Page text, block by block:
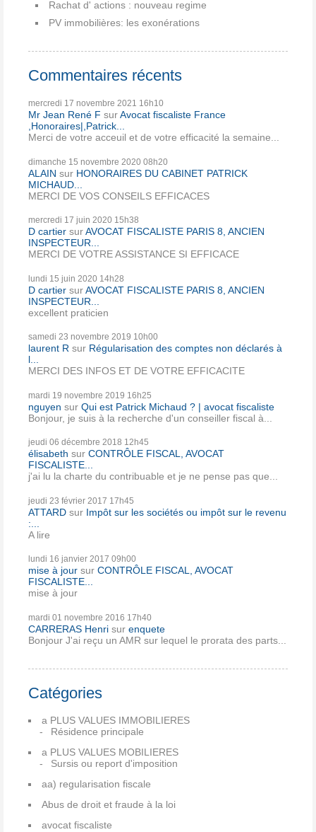
Rachat d' actions : nouveau regime
PV immobilières: les exonérations
Commentaires récents
mercredi 17 novembre 2021 16h10
Mr Jean René F surAvocat fiscaliste France
,Honoraires|,Patrick...
Merci de votre acceuil et de votre efficacité la semaine...
dimanche 15 novembre 2020 08h20
ALAIN sur HONORAIRES DU CABINET PATRICK
MICHAUD...
MERCI DE VOS CONSEILS EFFICACES
mercredi 17 juin 2020 15h38
D cartier surAVOCAT FISCALISTE PARIS 8, ANCIEN
INSPECTEUR...
MERCI DE VOTRE ASSISTANCE SI EFFICACE
lundi 15 juin 2020 14h28
D cartier surAVOCAT FISCALISTE PARIS 8, ANCIEN
INSPECTEUR...
excellent praticien
samedi 23 novembre 2019 10h00
laurent R sur Régularisation des comptes non déclarés à
l...
MERCI DES INFOS ET DE VOTRE EFFICACITE
mardi 19 novembre 2019 16h25
nguyen sur Qui est Patrick Michaud ? | avocat fiscaliste
Bonjour, je suis à la recherche d'un conseiller fiscal à...
jeudi 06 décembre 2018 12h45
élisabeth sur CONTRÔLE FISCAL, AVOCAT
FISCALISTE...
j'ai lu la charte du contribuable et je ne pense pas que...
jeudi 23 février 2017 17h45
ATTARD sur Impôt sur les sociétés ou impôt sur le revenu
:...
A lire
lundi 16 janvier 2017 09h00
mise à jour sur CONTRÔLE FISCAL, AVOCAT
FISCALISTE...
mise à jour
mardi 01 novembre 2016 17h40
CARRERAS Henri sur enquete
Bonjour J'ai reçu un AMR sur lequel le prorata des parts...
Catégories
a PLUS VALUES IMMOBILIERES
Résidence principale
a PLUS VALUES MOBILIERES
Sursis ou report d'imposition
aa) regularisation fiscale
Abus de droit et fraude à la loi
avocat fiscaliste